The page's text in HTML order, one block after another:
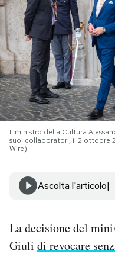
PODCAST
NEWSLETTER
I MIEI PREFERITI
SHOP
CALENDARIO
AREA PERSONALE
Il ministro della Cultura
suoi collaboratori, il 2 ottobre
Wire)
Ascolta l'articolo
La decisione del
Giuli di revocare